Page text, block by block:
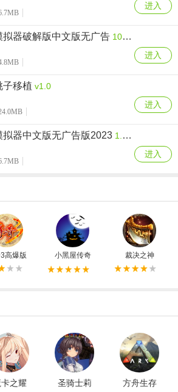
进入
拟器破解版中文版无广告 10.38.2.6
进入
子移植 v1.0
进入
拟器中文版无广告版2023 1.039.55
进入
高爆版 小黑屋传奇 裁决之神
之耀
圣骑士莉
方舟生存